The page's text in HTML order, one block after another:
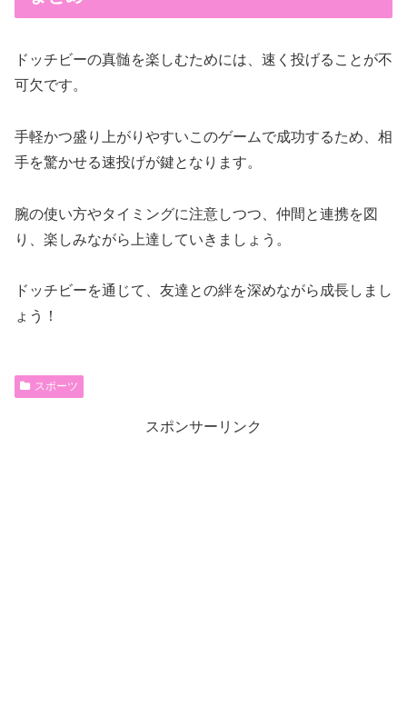
ドッチビーの真髄を楽しむためには、速く投げることが不
可欠です。
手軽かつ盛り上がりやすいこのゲームで成功するため、相
手を驚かせる速投げが鍵となります。
腕の使い方やタイミングに注意しつつ、仲間と連携を図
り、楽しみながら上達していきましょう。
ドッチビーを通じて、友達との絆を深めながら成長しまし
ょう！
スポーツ
スポンサーリンク